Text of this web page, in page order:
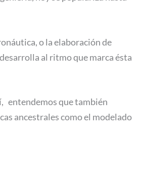
o la elaboración de
al ritmo que marca ésta
entendemos que también
ancestrales como el modelado